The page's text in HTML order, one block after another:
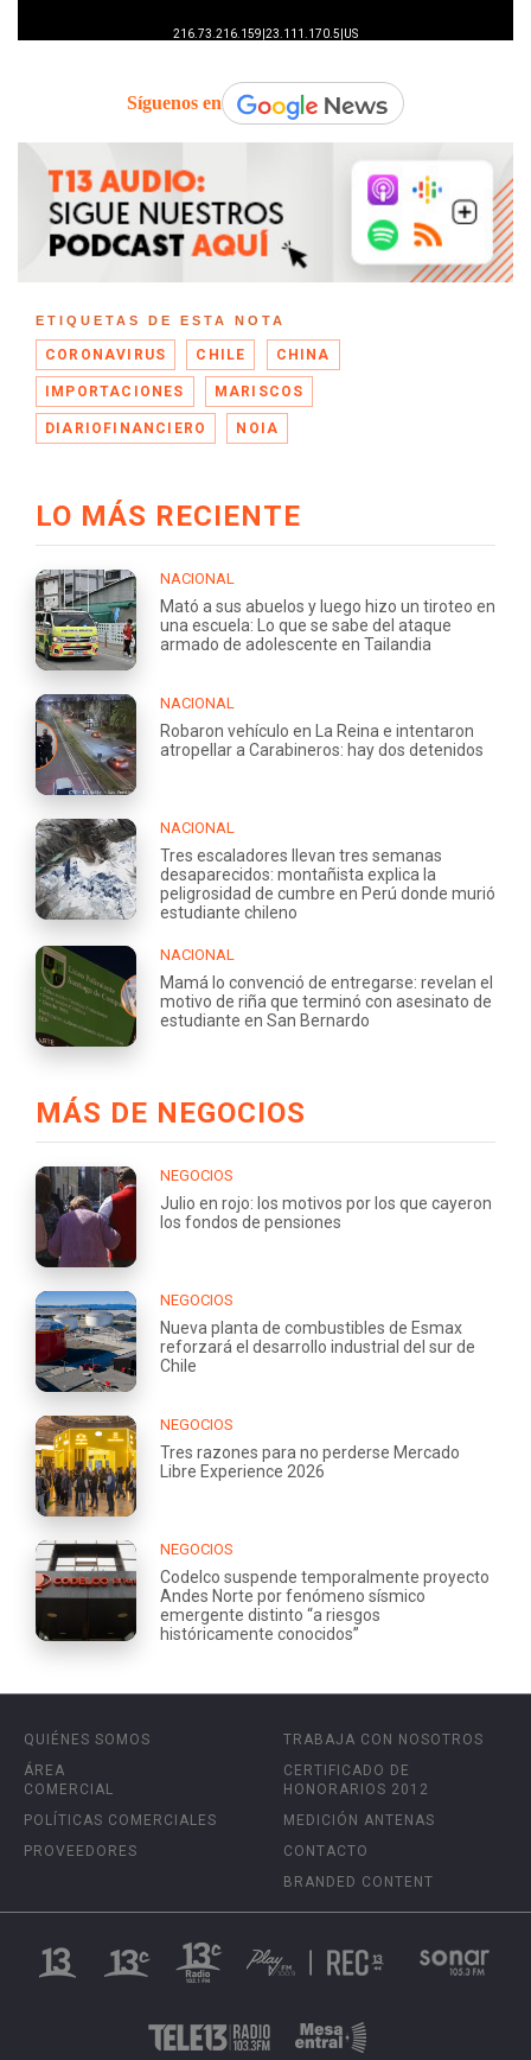
Síguenos en
ETIQUETAS DE ESTA NOTA
CORONAVIRUS CHILE CHINA
IMPORTACIONES MARISCOS
DIARIOFINANCIERO NOIA
LO MÁS RECIENTE
NACIONAL
Mató a sus abuelos y luego hizo un tiroteo en
una escuela: Lo que se sabe del ataque
armado de adolescente en Tailandia
NACIONAL
Robaron vehículo en La Reina e intentaron
atropellar a Carabineros: hay dos detenidos
NACIONAL
Tres escaladores llevan tres semanas
desaparecidos: montañista explica la
peligrosidad de cumbre en Perú donde murió
estudiante chileno
NACIONAL
Mamá lo convenció de entregarse: revelan el
motivo de riña que terminó con asesinato de
estudiante en San Bernardo
MÁS DE NEGOCIOS
NEGOCIOS
Julio en rojo: los motivos por los que cayeron
los fondos de pensiones
NEGOCIOS
Nueva planta de combustibles de Esmax
reforzará el desarrollo industrial del sur de
Chile
NEGOCIOS
Tres razones para no perderse Mercado
Libre Experience 2026
NEGOCIOS
Codelco suspende temporalmente proyecto
Andes Norte por fenómeno sísmico
emergente distinto “a riesgos
históricamente conocidos”
QUIÉNES SOMOS
ÁREA
COMERCIAL
POLÍTICAS COMERCIALES
PROVEEDORES
TRABAJA CON NOSOTROS
CERTIFICADO DE
HONORARIOS 2012
MEDICIÓN ANTENAS
CONTACTO
BRANDED CONTENT